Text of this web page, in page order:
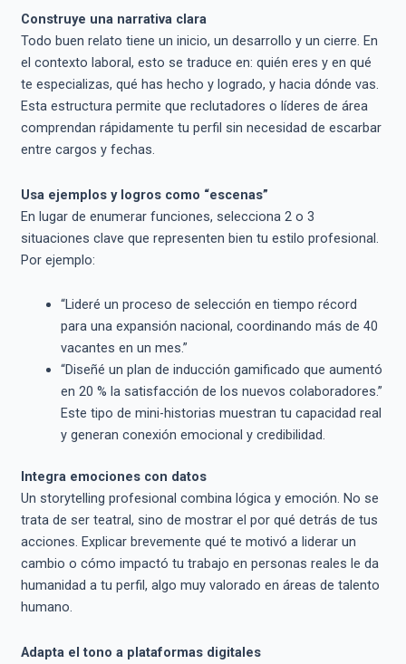
Construye una narrativa clara
Todo buen relato tiene un inicio, un desarrollo y un cierre. En
el contexto laboral, esto se traduce en: quién eres y en qué
te especializas, qué has hecho y logrado, y hacia dónde vas.
Esta estructura permite que reclutadores o líderes de área
comprendan rápidamente tu perfil sin necesidad de escarbar
entre cargos y fechas.
Usa ejemplos y logros como “escenas”
En lugar de enumerar funciones, selecciona 2 o 3
situaciones clave que representen bien tu estilo profesional.
Por ejemplo:
“Lideré un proceso de selección en tiempo récord
para una expansión nacional, coordinando más de 40
vacantes en un mes.”
“Diseñé un plan de inducción gamificado que aumentó
en 20 % la satisfacción de los nuevos colaboradores.”
Este tipo de mini-historias muestran tu capacidad real
y generan conexión emocional y credibilidad.
Integra emociones con datos
Un storytelling profesional combina lógica y emoción. No se
trata de ser teatral, sino de mostrar el por qué detrás de tus
acciones. Explicar brevemente qué te motivó a liderar un
cambio o cómo impactó tu trabajo en personas reales le da
humanidad a tu perfil, algo muy valorado en áreas de talento
humano.
Adapta el tono a plataformas digitales